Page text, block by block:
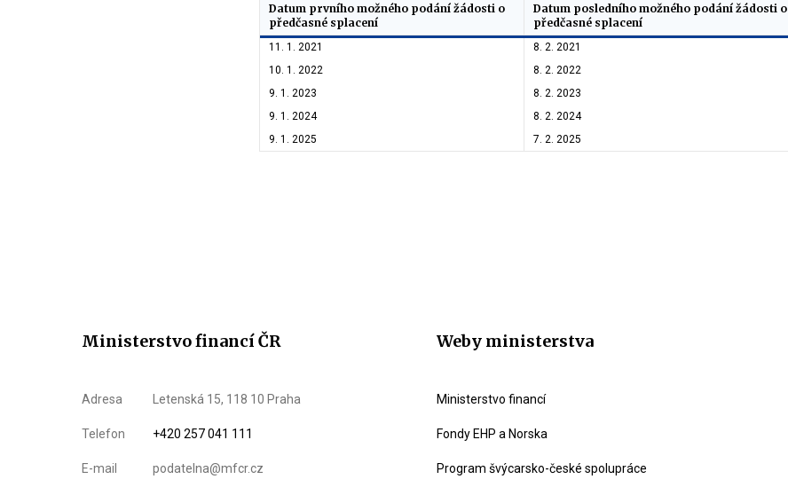
Datum prvního možného podání žádosti o
předčasné splacení
Datum posledního možného podání žádosti o
předčasné splacení
11. 1. 2021 8. 2. 2021
10. 1. 2022
8. 2. 2022
9. 1. 2023
8. 2. 2023
9. 1. 2024
8. 2. 2024
9. 1. 2025
7. 2. 2025
Ministerstvo financí ČR
Adresa Letenská 15, 118 10 Praha
Telefon +420 257 041 111
E-mail podatelna@mfcr.cz
Weby ministerstva
Ministerstvo financí
Fondy EHP a Norska
Program švýcarsko-české spolupráce